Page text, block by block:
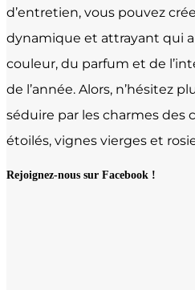
d’entretien, vous pouvez
dynamique et attrayant qui
couleur, du parfum et de
de l’année. Alors, n’hésitez
séduire par les charmes des
étoilés, vignes vierges et
Rejoignez-nous sur Facebook !